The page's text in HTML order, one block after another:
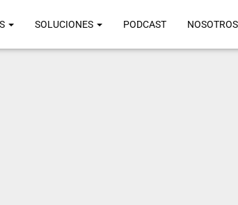
SOLUCIONES PODCAST NOSOTROS